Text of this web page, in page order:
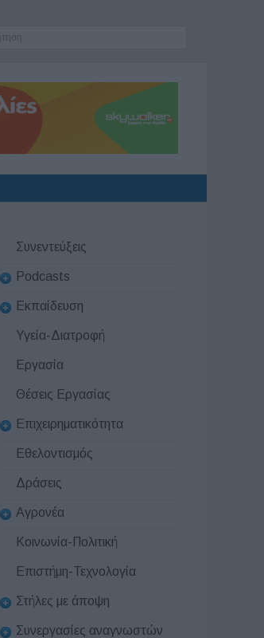
Συνεντεύξεις
Podcasts
Εκπαίδευση
Υγεία-Διατροφή
Εργασία
Θέσεις Εργασίας
Επιχειρηματικότητα
Εθελοντισμός
Δράσεις
Αγρονέα
Κοινωνία-Πολιτική
Επιστήμη-Τεχνολογία
Στήλες με άποψη
Συνεργασίες αναγνωστών